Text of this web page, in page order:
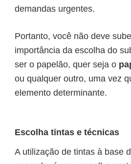
demandas urgentes.
Portanto, você não deve
importância da escolha do
ser o papelão, quer seja o
ou qualquer outro, uma vez
elemento determinante.
Escolha tintas e técnicas
A utilização de tintas à base